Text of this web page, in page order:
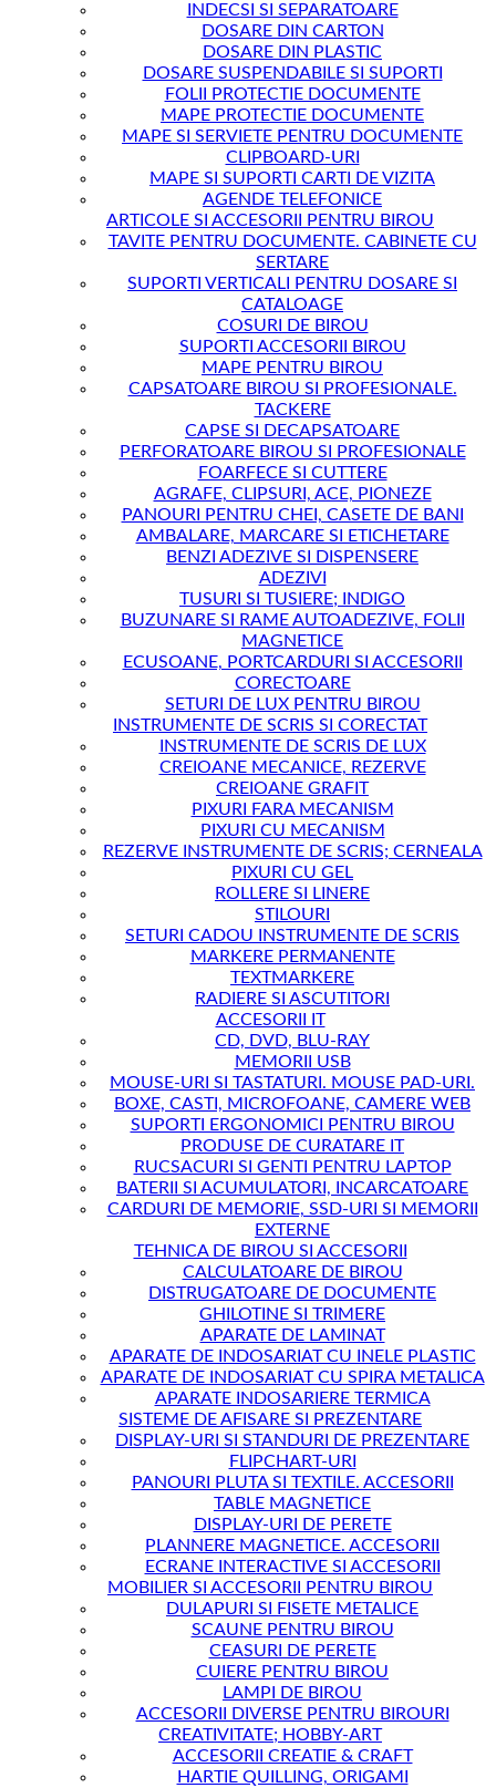
INDECSI SI SEPARATOARE
DOSARE DIN CARTON
DOSARE DIN PLASTIC
DOSARE SUSPENDABILE SI SUPORTI
FOLII PROTECTIE DOCUMENTE
MAPE PROTECTIE DOCUMENTE
MAPE SI SERVIETE PENTRU DOCUMENTE
CLIPBOARD-URI
MAPE SI SUPORTI CARTI DE VIZITA
AGENDE TELEFONICE
ARTICOLE SI ACCESORII PENTRU BIROU
TAVITE PENTRU DOCUMENTE. CABINETE CU
SERTARE
SUPORTI VERTICALI PENTRU DOSARE SI
CATALOAGE
COSURI DE BIROU
SUPORTI ACCESORII BIROU
MAPE PENTRU BIROU
CAPSATOARE BIROU SI PROFESIONALE.
TACKERE
CAPSE SI DECAPSATOARE
PERFORATOARE BIROU SI PROFESIONALE
FOARFECE SI CUTTERE
AGRAFE, CLIPSURI, ACE, PIONEZE
PANOURI PENTRU CHEI, CASETE DE BANI
AMBALARE, MARCARE SI ETICHETARE
BENZI ADEZIVE SI DISPENSERE
ADEZIVI
TUSURI SI TUSIERE; INDIGO
BUZUNARE SI RAME AUTOADEZIVE, FOLII
MAGNETICE
ECUSOANE, PORTCARDURI SI ACCESORII
CORECTOARE
SETURI DE LUX PENTRU BIROU
INSTRUMENTE DE SCRIS SI CORECTAT
INSTRUMENTE DE SCRIS DE LUX
CREIOANE MECANICE, REZERVE
CREIOANE GRAFIT
PIXURI FARA MECANISM
PIXURI CU MECANISM
REZERVE INSTRUMENTE DE SCRIS; CERNEALA
PIXURI CU GEL
ROLLERE SI LINERE
STILOURI
SETURI CADOU INSTRUMENTE DE SCRIS
MARKERE PERMANENTE
TEXTMARKERE
RADIERE SI ASCUTITORI
ACCESORII IT
CD, DVD, BLU-RAY
MEMORII USB
MOUSE-URI SI TASTATURI. MOUSE PAD-URI.
BOXE, CASTI, MICROFOANE, CAMERE WEB
SUPORTI ERGONOMICI PENTRU BIROU
PRODUSE DE CURATARE IT
RUCSACURI SI GENTI PENTRU LAPTOP
BATERII SI ACUMULATORI, INCARCATOARE
CARDURI DE MEMORIE, SSD-URI SI MEMORII
EXTERNE
TEHNICA DE BIROU SI ACCESORII
CALCULATOARE DE BIROU
DISTRUGATOARE DE DOCUMENTE
GHILOTINE SI TRIMERE
APARATE DE LAMINAT
APARATE DE INDOSARIAT CU INELE PLASTIC
APARATE DE INDOSARIAT CU SPIRA METALICA
APARATE INDOSARIERE TERMICA
SISTEME DE AFISARE SI PREZENTARE
DISPLAY-URI SI STANDURI DE PREZENTARE
FLIPCHART-URI
PANOURI PLUTA SI TEXTILE. ACCESORII
TABLE MAGNETICE
DISPLAY-URI DE PERETE
PLANNERE MAGNETICE. ACCESORII
ECRANE INTERACTIVE SI ACCESORII
MOBILIER SI ACCESORII PENTRU BIROU
DULAPURI SI FISETE METALICE
SCAUNE PENTRU BIROU
CEASURI DE PERETE
CUIERE PENTRU BIROU
LAMPI DE BIROU
ACCESORII DIVERSE PENTRU BIROURI
CREATIVITATE; HOBBY-ART
ACCESORII CREATIE & CRAFT
HARTIE QUILLING, ORIGAMI